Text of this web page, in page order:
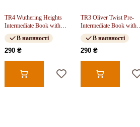
TR4 Wuthering Heights
Intermediate Book with
CD FREE
В наявності
290 ₴
TR3 Oliver Twist Pre-
Intermediate Book with
CD
В наявності
290 ₴